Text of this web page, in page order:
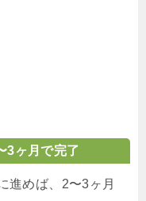
3ヶ月で完了
進めば、2〜3ヶ月